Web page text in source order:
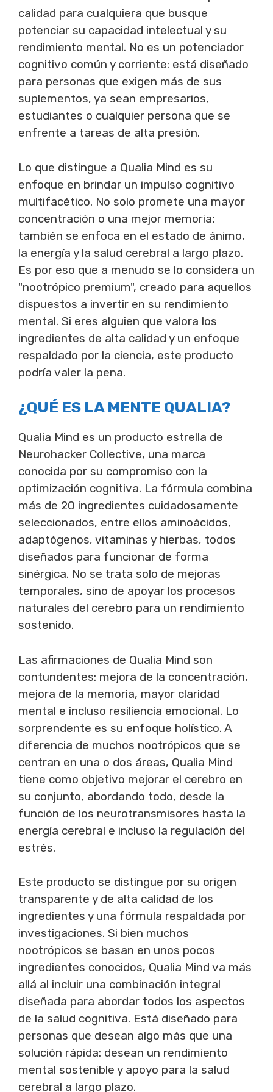
calidad para cualquiera que busque
potenciar su capacidad intelectual y su
rendimiento mental. No es un potenciador
cognitivo común y corriente: está diseñado
para personas que exigen más de sus
suplementos, ya sean empresarios,
estudiantes o cualquier persona que se
enfrente a tareas de alta presión.
Lo que distingue a Qualia Mind es su
enfoque en brindar un impulso cognitivo
multifacético. No solo promete una mayor
concentración o una mejor memoria;
también se enfoca en el estado de ánimo,
la energía y la salud cerebral a largo plazo.
Es por eso que a menudo se lo considera un
"nootrópico premium", creado para aquellos
dispuestos a invertir en su rendimiento
mental. Si eres alguien que valora los
ingredientes de alta calidad y un enfoque
respaldado por la ciencia, este producto
podría valer la pena.
¿QUÉ ES LA MENTE QUALIA?
Qualia Mind es un producto estrella de
Neurohacker Collective, una marca
conocida por su compromiso con la
optimización cognitiva. La fórmula combina
más de 20 ingredientes cuidadosamente
seleccionados, entre ellos aminoácidos,
adaptógenos, vitaminas y hierbas, todos
diseñados para funcionar de forma
sinérgica. No se trata solo de mejoras
temporales, sino de apoyar los procesos
naturales del cerebro para un rendimiento
sostenido.
Las afirmaciones de Qualia Mind son
contundentes: mejora de la concentración,
mejora de la memoria, mayor claridad
mental e incluso resiliencia emocional. Lo
sorprendente es su enfoque holístico. A
diferencia de muchos nootrópicos que se
centran en una o dos áreas, Qualia Mind
tiene como objetivo mejorar el cerebro en
su conjunto, abordando todo, desde la
función de los neurotransmisores hasta la
energía cerebral e incluso la regulación del
estrés.
Este producto se distingue por su origen
transparente y de alta calidad de los
ingredientes y una fórmula respaldada por
investigaciones. Si bien muchos
nootrópicos se basan en unos pocos
ingredientes conocidos, Qualia Mind va más
allá al incluir una combinación integral
diseñada para abordar todos los aspectos
de la salud cognitiva. Está diseñado para
personas que desean algo más que una
solución rápida: desean un rendimiento
mental sostenible y apoyo para la salud
cerebral a largo plazo.